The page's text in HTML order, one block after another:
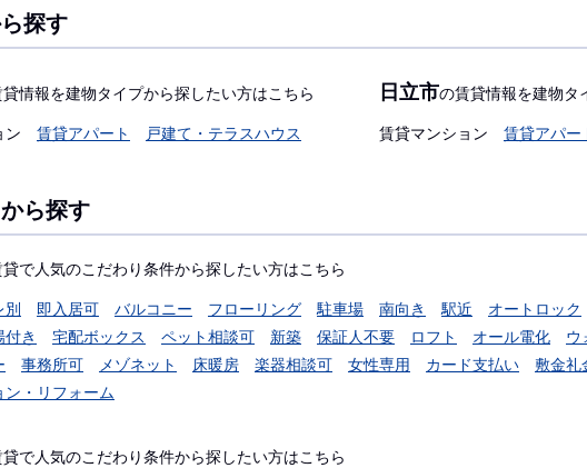
探す
情報を建物タイプから探したい方はこちら
ン 賃貸アパート 戸建て・テラスハウス
日立市の賃貸情報を建物タ
賃貸マンション 賃貸アパー
ら探す
で人気のこだわり条件から探したい方はこちら
即入居可 バルコニー フローリング 駐車場 南向き 駅近 オートロック
き
宅配ボックス ペット相談可 新築 保証人不要 ロフト オール電化 ウ
事務所可 メゾネット 床暖房 楽器相談可 女性専用 カード支払い 敷金礼
ン・リフォーム
で人気のこだわり条件から探したい方はこちら